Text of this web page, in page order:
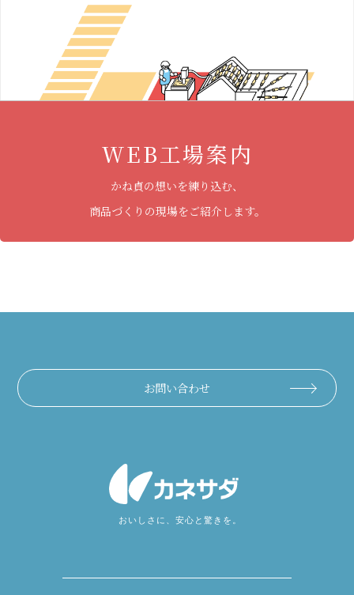
WEB工場案内
かね貞の想いを練り込む、
商品づくりの現場をご紹介します。
お問い合わせ